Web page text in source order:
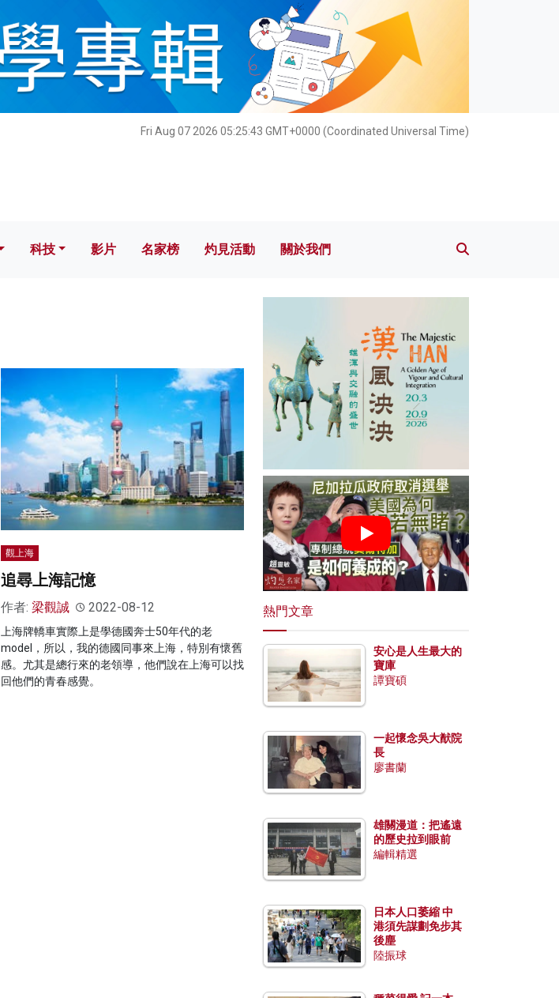
Fri Aug 07 2026 05:25:44 GMT+0000 (Coordinated Universal Time)
科技 影片 名家榜 灼見活動 關於我們
科技 影片 名家榜 灼見活動 關於我們
觀上海
追尋上海記憶
作者: 梁觀誠 2022-08-12
上海牌轎車實際上是學德國奔士50年代的老
model，所以，我的德國同事來上海，特別有懷舊
感。尤其是總行來的老領導，他們說在上海可以找
回他們的青春感覺。
熱門文章
安心是人生最大的
寶庫
譚寶碩
一起懷念吳大猷院
長
廖書蘭
雄關漫道：把遙遠
的歷史拉到眼前
編輯精選
日本人口萎縮 中
港須先謀劃免步其
後塵
陸振球